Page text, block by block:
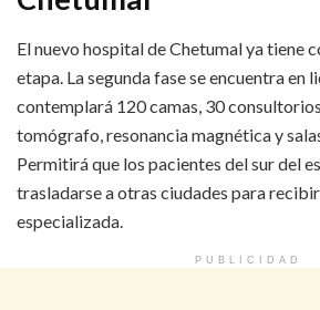
El nuevo hospital de Chetumal ya tiene
etapa. La segunda fase se encuentra en
contemplará 120 camas, 30
tomógrafo, resonancia magnética y
Permitirá que los pacientes del sur del
trasladarse a otras ciudades para
especializada.
PUBLICIDAD